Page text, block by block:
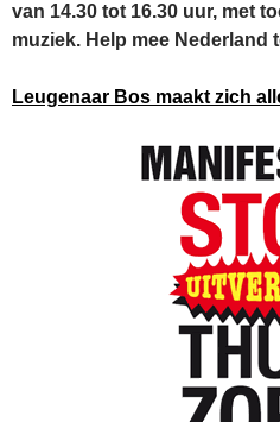
van 14.30 tot 16.30 uur, met
muziek. Help mee Nederland
Leugenaar Bos maakt zich